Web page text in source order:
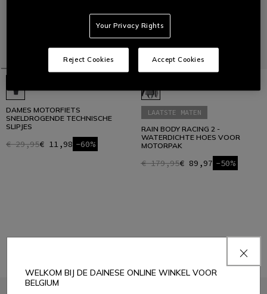
DAMES MOTORFIETS
SNELDROGENDE TECHNISCHE
SLIPJES
€ 29,95€ 11,98 -60%
LAATSTE MATEN
RAIN BODY RACING 2 -
WATERDICHTE HOES VOOR
MOTORPAK
€ 179,95€ 89,97 -50%
WELKOM BIJ DE DAINESE ONLINE WINKEL VOOR
BELGIUM
Your Privacy Rights
Reject Cookies Accept Cookies